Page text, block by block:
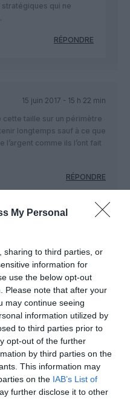
My Personal
sharing to third parties, or
information for
use the below opt-out
Please note that after your
may continue seeing
information utilized by
to third parties prior to
opt-out of the further
by third parties on the
This information may
on the IAB’s List of
further disclose it to other
qui ne
RÉPONDRE
15 juin 2017 - 15 h 22 min
taille sur un périmètre
longtemps sauf à ce que
comme ils l’ont fait
RÉPONDRE
sont aussi dans
Pas le seul facteur à
ces 3 compagnies est
!
comme SF depuis
intérêt que les vols
grands aéroports
sont desservis) vers
qui évidemment
de clientèle !
RÉPONDRE